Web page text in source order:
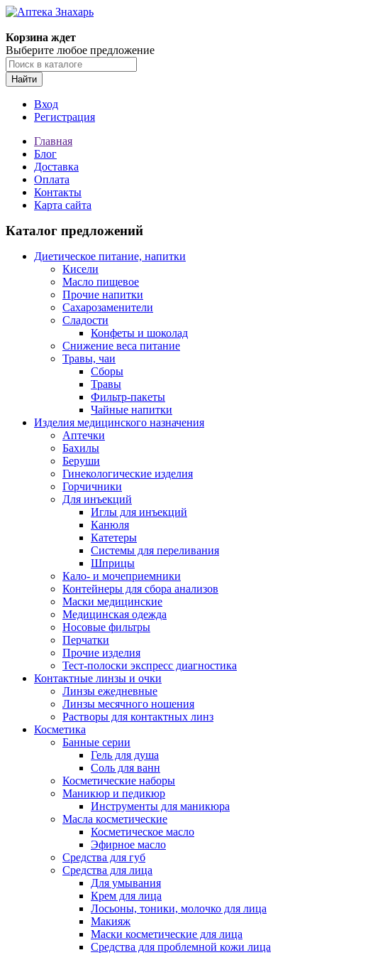
Корзина ждет
Выберите любое предложение
Найти
Вход
Регистрация
Главная
Блог
Доставка
Оплата
Контакты
Карта сайта
Каталог предложений
Диетическое питание, напитки
Кисели
Масло пищевое
Прочие напитки
Сахарозаменители
Сладости
Конфеты и шоколад
Снижение веса питание
Травы, чаи
Сборы
Травы
Фильтр-пакеты
Чайные напитки
Изделия медицинского назначения
Аптечки
Бахилы
Беруши
Гинекологические изделия
Горчичники
Для инъекций
Иглы для инъекций
Канюля
Катетеры
Системы для переливания
Шприцы
Кало- и мочеприемники
Контейнеры для сбора анализов
Маски медицинские
Медицинская одежда
Носовые фильтры
Перчатки
Прочие изделия
Тест-полоски экспресс диагностика
Контактные линзы и очки
Линзы ежедневные
Линзы месячного ношения
Растворы для контактных линз
Косметика
Банные серии
Гель для душа
Соль для ванн
Косметические наборы
Маникюр и педикюр
Инструменты для маникюра
Масла косметические
Косметическое масло
Эфирное масло
Средства для губ
Средства для лица
Для умывания
Крем для лица
Лосьоны, тоники, молочко для лица
Макияж
Маски косметические для лица
Средства для проблемной кожи лица